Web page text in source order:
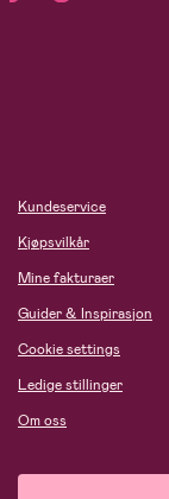
Kundeservice
Kjøpsvilkår
Mine fakturaer
Guider & Inspirasjon
Cookie settings
Ledige stillinger
Om oss